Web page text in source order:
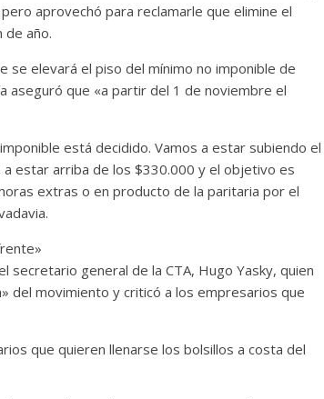
aprovechó para reclamarle que elimine el
de año.
se elevará el piso del mínimo no imponible de
aseguró que «a partir del 1 de noviembre el
está decidido. Vamos a estar subiendo el
estar arriba de los $330.000 y el objetivo es
extras o en producto de la paritaria por el
general de la CTA, Hugo Yasky, quien
del movimiento y criticó a los empresarios que
que quieren llenarse los bolsillos a costa del